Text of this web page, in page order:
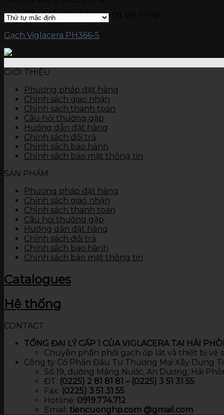
Gạch kích thước 15 x 60
Gạch ốp tường
Đá nung kết Vasta 120 x 280
Gạch kích thước 40 x 60
Gạch kích thước 30 x 90
Gạch kích thước 30 x 60
Gạch kích thước 30 x 45
Gạch kích thước 25 x 50
Gạch kích thước 25 x 40
Gạch kích thước 10 x 30
Thiết bị vệ sinh
Tiểu nam, tiểu nữ
Sen vòi
Các thiết bị khác
Chưa có sản phẩm trong giỏ hàng.
Gạch Viglacera PH366-5
GIỚI THIỆU
Phương pháp đặt hàng
Chính sách giao nhận
Chính sách thanh toán
Câu hỏi thường gặp
Hướng dẫn đặt hàng
Chính sách đổi trả
Chính sách bảo hành
Chính sách bảo mật thông tin
SẢN PHẨM
Phương pháp đặt hàng
Chính sách giao nhận
Chính sách thanh toán
Câu hỏi thường gặp
Hướng dẫn đặt hàng
Chính sách đổi trả
Chính sách bảo hành
Chính sách bảo mật thông tin
Catalogues
Hệ thống
CONTACT
TỔNG ĐẠI LÝ CẤP 1 CỦA VIGLACERA TẠI HẢI
Chuyên phân phối gạch ốp lát và thiết bị vệ
Công ty Cổ Phần Đầu Tư Thương Mại Xây Dựng
Số 19, đường Máng Nước, An Dương, Hải
ĐT: (0225) 2 81 81 81 – (0225) 3 51 31 55
Fax: (0225) 3 51 31 55
Hotline: 0919.774.712​
Email: tiencuonghp.com @gmail.com